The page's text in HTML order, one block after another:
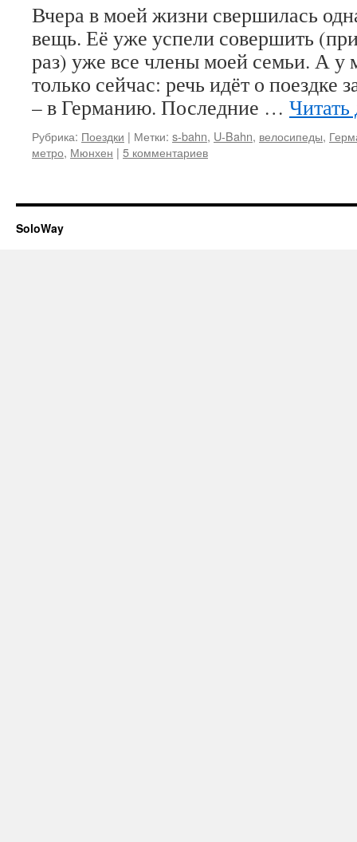
Вчера в моей жизни свершилась
вещь. Её уже успели совершить
раз) уже все члены моей семьи. А у
только сейчас: речь идёт о поездке
– в Германию. Последние …
Рубрика: Поездки | Метки: s-bahn, U-Bahn, велосипеды,
метро, Мюнхен | 5 комментариев
SoloWay